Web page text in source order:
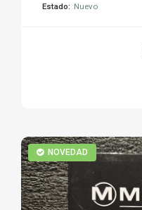
Estado: Nuevo
NOVEDAD